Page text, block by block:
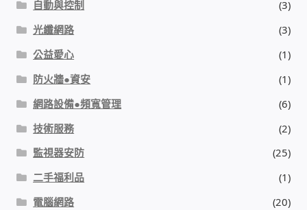
自動與控制
(3)
光纖網路
(3)
公益愛心
(1)
防火牆●資安
(1)
網路設備●頻寬管理
(6)
技術服務
(2)
監視器安防
(25)
二手福利品
(1)
電腦網路
(20)